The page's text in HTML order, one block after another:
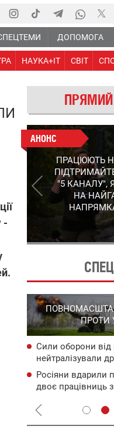
ДОПОМОГА
НАУКА+IT СВІТ
-
ПРЯМИЙ
АНОНС
КІНЕЦЬ
"МОЛНІЯМ"
ЗМІНЮЄ
АНОНС
ПРАЦЮЮТЬ
"5 КАНАЛУ",
НА
ПРОТИ
Сили оборони від
нейтралізували
тис. росіян
Росіяни вдарили
двоє працівниць